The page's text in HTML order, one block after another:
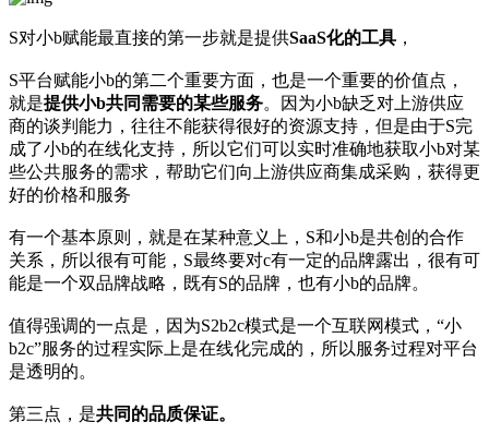
S对小b赋能最直接的第一步就是提供SaaS化的工具 ，
S平台赋能小b的第二个重要方面，也是一个重要的价值点，
就是提供小b共同需要的某些服务。因为小b缺乏对上游供应
商的谈判能力，往往不能获得很好的资源支持，但是由于S完
成了小b的在线化支持，所以它们可以实时准确地获取小b对某
些公共服务的需求，帮助它们向上游供应商集成采购，获得更
好的价格和服务
有一个基本原则，就是在某种意义上，S和小b是共创的合作
关系，所以很有可能，S最终要对c有一定的品牌露出，很有可
能是一个双品牌战略，既有S的品牌，也有小b的品牌。
值得强调的一点是，因为S2b2c模式是一个互联网模式，“小
b2c”服务的过程实际上是在线化完成的，所以服务过程对平台
是透明的。
第三点，是共同的品质保证。